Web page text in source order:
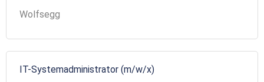
Wolfsegg
IT-Systemadministrator (m/w/x)